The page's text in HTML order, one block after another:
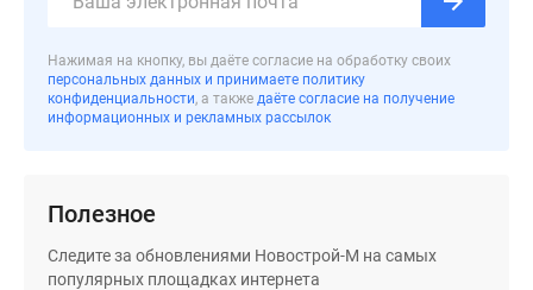
премиум-
Новостройки
бизнес-
класса
ипотека
Нажимая на кнопку, вы даёте согласие на обработку своих
персональных данных и принимаете политику
конфиденциальности, а также даёте согласие на получение
информационных и рекламных рассылок
Полезное
Следите за обновлениями Новострой-М на самых
популярных площадках интернета